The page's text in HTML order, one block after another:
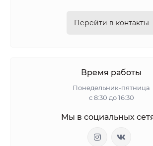
Перейти в контакты
Время работы
Понедельник-пятница
с 8:30 до 16:30
Мы в социальных